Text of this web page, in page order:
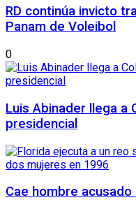
RD continúa invicto
Panam de Voleibol
0
Luis Abinader llega a
presidencial
Cae hombre